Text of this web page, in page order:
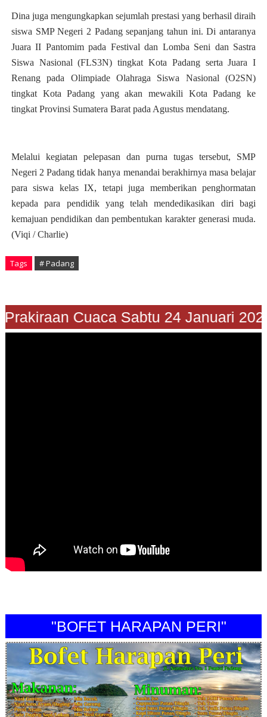
Dina juga mengungkapkan sejumlah prestasi yang berhasil diraih
siswa SMP Negeri 2 Padang sepanjang tahun ini. Di antaranya
Juara II Pantomim pada Festival dan Lomba Seni dan Sastra
Siswa Nasional (FLS3N) tingkat Kota Padang serta Juara I
Renang pada Olimpiade Olahraga Siswa Nasional (O2SN)
tingkat Kota Padang yang akan mewakili Kota Padang ke
tingkat Provinsi Sumatera Barat pada Agustus mendatang.
Melalui kegiatan pelepasan dan purna tugas tersebut, SMP
Negeri 2 Padang tidak hanya menandai berakhirnya masa belajar
para siswa kelas IX, tetapi juga memberikan penghormatan
kepada para pendidik yang telah mendedikasikan diri bagi
kemajuan pendidikan dan pembentukan karakter generasi muda.
(Viqi / Charlie)
Tags # Padang
Cuaca Sabtu 24 Januari
"BOFET HARAPAN PERI"